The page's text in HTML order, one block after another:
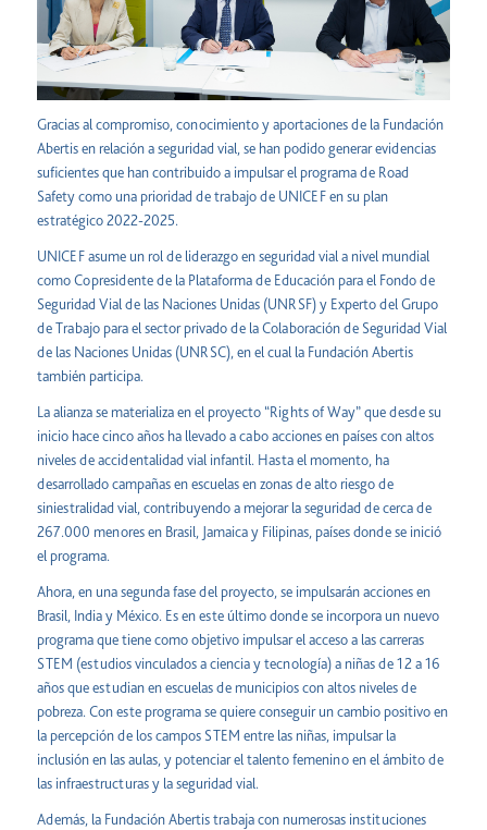
Gracias al compromiso, conocimiento y aportaciones de la Fundación
Abertis en relación a seguridad vial, se han podido generar evidencias
suficientes que han contribuido a impulsar el programa de Road
Safety como una prioridad de trabajo de UNICEF en su plan
estratégico 2022-2025.
UNICEF asume un rol de liderazgo en seguridad vial a nivel mundial
como Copresidente de la Plataforma de Educación para el Fondo de
Seguridad Vial de las Naciones Unidas (UNRSF) y Experto del Grupo
de Trabajo para el sector privado de la Colaboración de Seguridad Vial
de las Naciones Unidas (UNRSC), en el cual la Fundación Abertis
también participa.
La alianza se materializa en el proyecto “Rights of Way” que desde su
inicio hace cinco años ha llevado a cabo acciones en países con altos
niveles de accidentalidad vial infantil. Hasta el momento, ha
desarrollado campañas en escuelas en zonas de alto riesgo de
siniestralidad vial, contribuyendo a mejorar la seguridad de cerca de
267.000 menores en Brasil, Jamaica y Filipinas, países donde se inició
el programa.
Ahora, en una segunda fase del proyecto, se impulsarán acciones en
Brasil, India y México. Es en este último donde se incorpora un nuevo
programa que tiene como objetivo impulsar el acceso a las carreras
STEM (estudios vinculados a ciencia y tecnología) a niñas de 12 a 16
años que estudian en escuelas de municipios con altos niveles de
pobreza. Con este programa se quiere conseguir un cambio positivo en
la percepción de los campos STEM entre las niñas, impulsar la
inclusión en las aulas, y potenciar el talento femenino en el ámbito de
las infraestructuras y la seguridad vial.
Además, la Fundación Abertis trabaja con numerosas instituciones